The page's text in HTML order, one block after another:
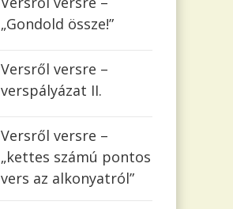
„Gondold össze!”
Versről versre –
verspályázat II.
Versről versre –
„kettes számú pontos
vers az alkonyatról”